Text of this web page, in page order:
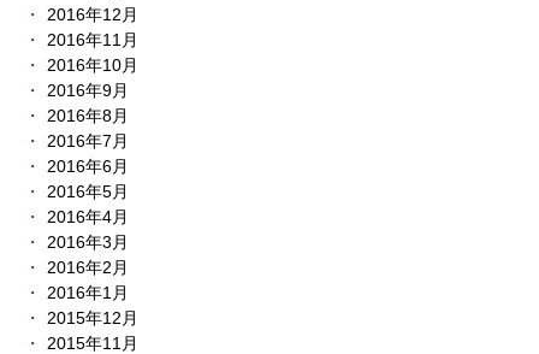
2016年12月
2016年11月
2016年10月
2016年9月
2016年8月
2016年7月
2016年6月
2016年5月
2016年4月
2016年3月
2016年2月
2016年1月
2015年12月
2015年11月